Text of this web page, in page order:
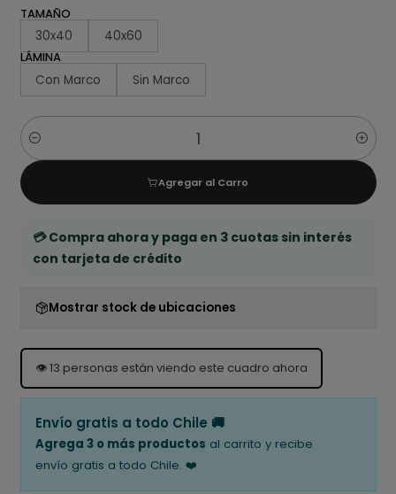
TAMAÑO
30x40 40x60
LÁMINA
Con Marco Sin Marco
Cantidad
Agregar al Carro
💳 Compra ahora y paga en 3 cuotas sin interés
con tarjeta de crédito
Mostrar stock de ubicaciones
👁️13 personas están viendo este cuadro ahora
Envío gratis a todo Chile 🚚
Agrega 3 o más productos al carrito y recibe
envío gratis a todo Chile. ❤️